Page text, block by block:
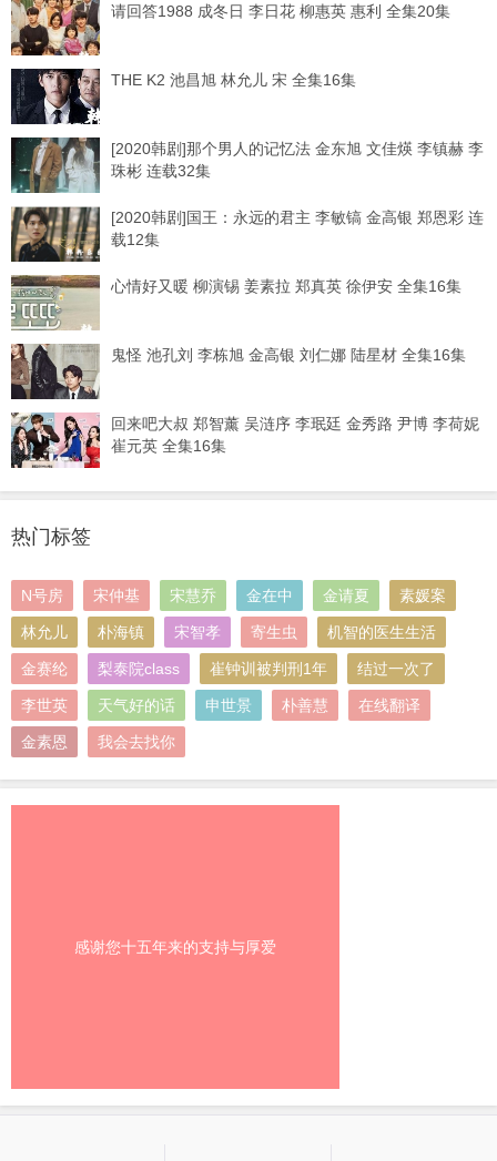
请回答1988 成冬日 李日花 柳惠英 惠利 全集20集
THE K2 池昌旭 林允儿 宋 全集16集
[2020韩剧]那个男人的记忆法 金东旭 文佳煐 李镇赫 李
珠彬 连载32集
[2020韩剧]国王：永远的君主 李敏镐 金高银 郑恩彩 连
载12集
心情好又暖 柳演锡 姜素拉 郑真英 徐伊安 全集16集
鬼怪 池孔刘 李栋旭 金高银 刘仁娜 陆星材 全集16集
回来吧大叔 郑智薰 吴涟序 李珉廷 金秀路 尹博 李荷妮
崔元英 全集16集
热门标签
N号房 宋仲基 宋慧乔 金在中 金请夏 素媛案
林允儿 朴海镇 宋智孝 寄生虫 机智的医生生活
金赛纶 梨泰院class 崔钟训被判刑1年 结过一次了
李世英 天气好的话 申世景 朴善慧 在线翻译
金素恩 我会去找你
感谢您十五年来的支持与厚爱